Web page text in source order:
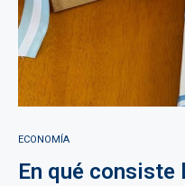
ECONOMÍA
En qué consiste